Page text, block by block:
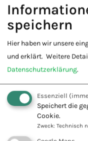
FACEBOOK
speichern
Hier haben wir unsere
und erklärt. Weitere
Datenschutzerklärung.
Essenziell
Speichert die
Cookie.
Zweck: Technisch